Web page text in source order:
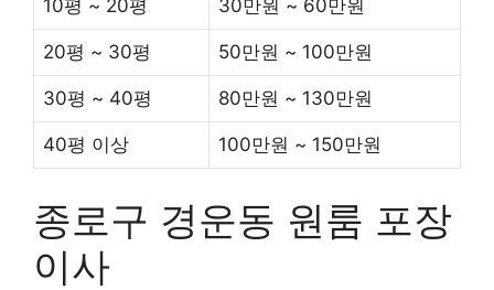
10평 ~ 20평 30만원 ~ 60만원
20평 ~ 30평 50만원 ~ 100만원
30평 ~ 40평 80만원 ~ 130만원
40평 이상 100만원 ~ 150만원
종로구 경운동 원룸 포장
이사